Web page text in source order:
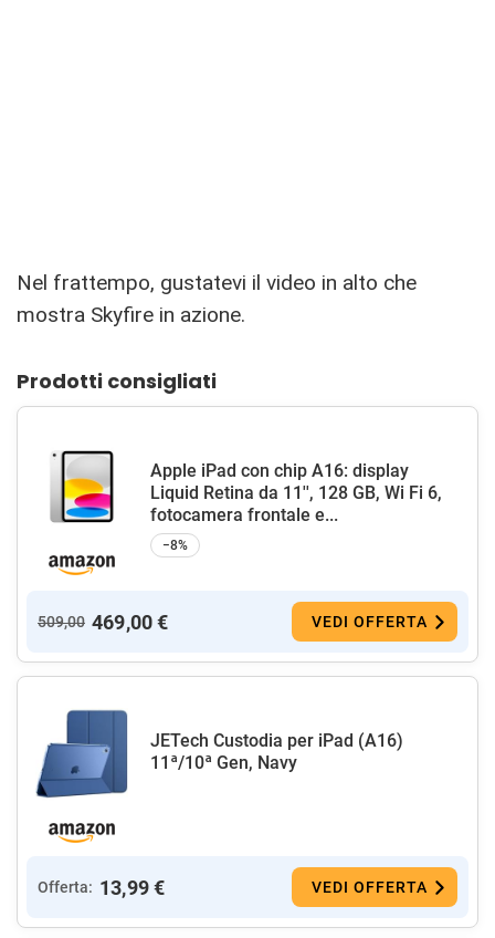
Nel frattempo, gustatevi il video in alto che
mostra Skyfire in azione.
Prodotti consigliati
Apple iPad con chip A16: display
Liquid Retina da 11'', 128 GB, Wi Fi 6,
fotocamera frontale e...
−8%
509,00 469,00 € VEDI OFFERTA
JETech Custodia per iPad (A16)
11ª/10ª Gen, Navy
Offerta: 13,99 € VEDI OFFERTA